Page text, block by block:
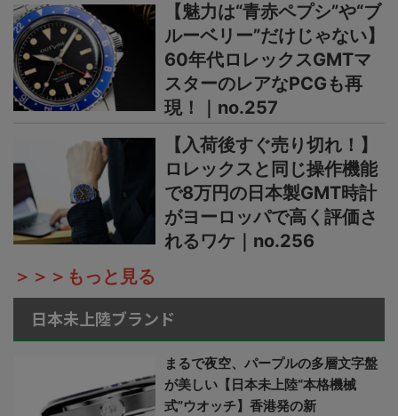
【魅力は“青赤ペプシ”や“ブ
ルーベリー”だけじゃない】
60年代ロレックスGMTマ
スターのレアなPCGも再
現！｜no.257
【入荷後すぐ売り切れ！】
ロレックスと同じ操作機能
で8万円の日本製GMT時計
がヨーロッパで高く評価さ
れるワケ｜no.256
＞＞＞もっと見る
日本未上陸ブランド
まるで夜空、パープルの多層文字盤
が美しい【日本未上陸“本格機械
式”ウオッチ】香港発の新